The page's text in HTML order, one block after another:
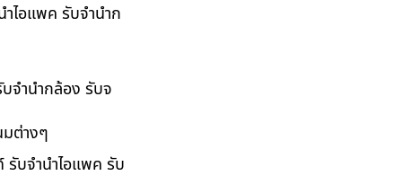
ไอแพค รับจำนำก
จำนำกล้อง รับจ
ต่างๆ
รับจำนำไอแพค รับ